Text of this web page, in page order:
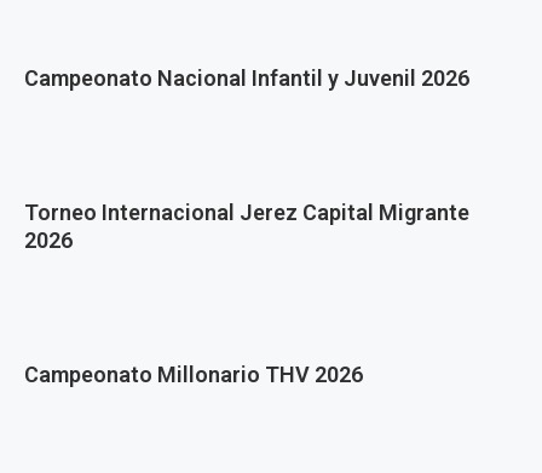
Campeonato Nacional Infantil y Juvenil 2026
Torneo Internacional Jerez Capital Migrante
2026
Campeonato Millonario THV 2026